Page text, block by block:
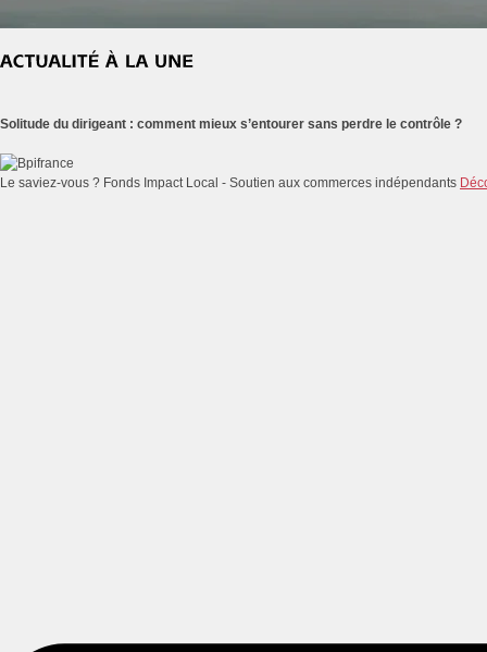
Solitude du dirigeant : comment mieux s’entourer sans perdre le contrôle ?
Le saviez-vous ? Fonds Impact Local - Soutien aux commerces indépendants